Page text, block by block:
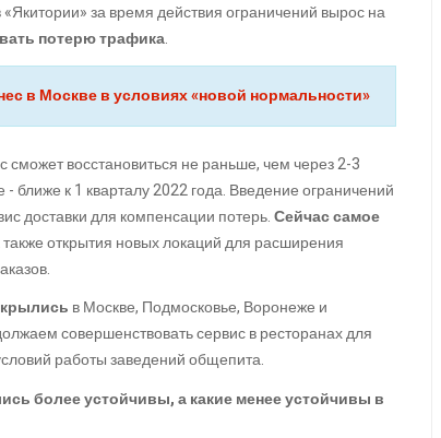
за время действия ограничений вырос на
потерю трафика.
в Москве в условиях «новой нормальности»
восстановиться не раньше, чем через 2-3
ближе к 1 кварталу 2022 года. Введение ограничений
доставки для компенсации потерь.Сейчас самое
также открытия новых локаций для расширения
в Москве, Подмосковье, Воронеже и
совершенствовать сервис в ресторанах для
работы заведений общепита.
более устойчивы, а какие менее устойчивы в